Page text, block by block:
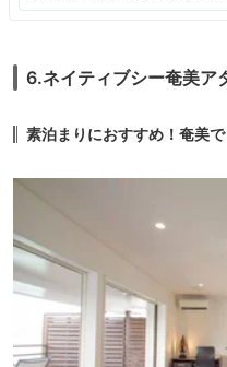
しく頂けました。
6.ネイティブシー奄美ア
素泊まりにおすすめ！奄美